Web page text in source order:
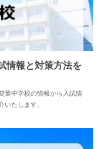
2026.06.23
情報と対策方法を
葉中学校の情報から入試情
いたします。